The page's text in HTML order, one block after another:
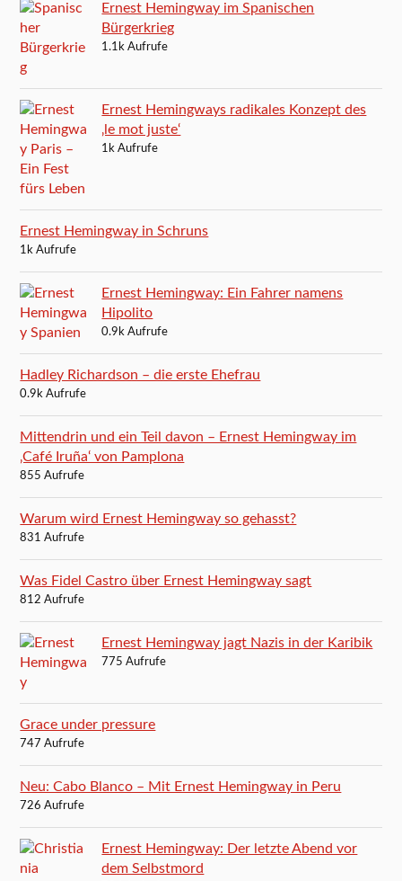
Ernest Hemingway im Spanischen
Bürgerkrieg
1.1k Aufrufe
Ernest Hemingways radikales Konzept des
‚le mot juste‘
1k Aufrufe
Ernest Hemingway in Schruns
1k Aufrufe
Ernest Hemingway: Ein Fahrer namens
Hipolito
0.9k Aufrufe
Hadley Richardson – die erste Ehefrau
0.9k Aufrufe
Mittendrin und ein Teil davon – Ernest Hemingway im
‚Café Iruña‘ von Pamplona
855 Aufrufe
Warum wird Ernest Hemingway so gehasst?
831 Aufrufe
Was Fidel Castro über Ernest Hemingway sagt
812 Aufrufe
Ernest Hemingway jagt Nazis in der Karibik
775 Aufrufe
Grace under pressure
747 Aufrufe
Neu: Cabo Blanco – Mit Ernest Hemingway in Peru
726 Aufrufe
Ernest Hemingway: Der letzte Abend vor
dem Selbstmord